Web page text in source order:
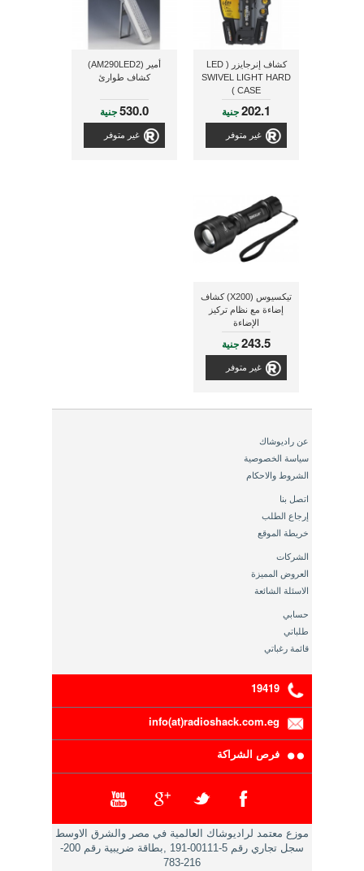
كشاف إنرجايزر ( LED
SWIVEL LIGHT HARD
CASE )
202.1جنية
غير متوفر
أمير (AM290LED2)
كشاف طوارئ
530.0جنية
غير متوفر
تيكسيوس (X200) كشاف
إضاءة مع نظام تركيز
الإضاءة
243.5جنية
غير متوفر
عن راديوشاك
سياسة الخصوصية
الشروط والاحكام
اتصل بنا
إرجاع الطلب
خريطة الموقع
الشركات
العروض المميزة
الاسئلة الشائعة
حسابي
طلباتي
قائمة رغباتي
19419
info(at)radioshack.com.eg
فرص الشراكة
موزع معتمد لراديوشاك العالمية في مصر والشرق الاوسط
سجل تجاري رقم 5-00111-191 ,بطاقة ضريبية رقم 200-
216-783